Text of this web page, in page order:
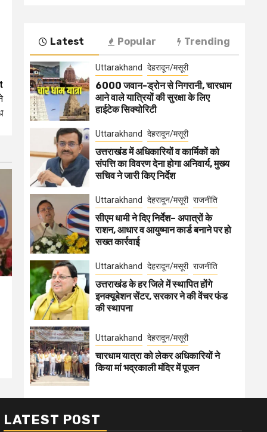
Latest Popular Trending
Uttarakhand देहरादून/मसूरी
6000 जवान-ड्रोन से निगरानी, चारधाम
आने वाले यात्रियों की सुरक्षा के लिए
हाईटेक सिक्योरिटी
Uttarakhand देहरादून/मसूरी
उत्तराखंड में अधिकारियों व कार्मिकों को
संपत्ति का विवरण देना होगा अनिवार्य, मुख्य
सचिव ने जारी किए निर्देश
Uttarakhand देहरादून/मसूरी राजनीति
सीएम धामी ने दिए निर्देश– अपात्रों के
राशन, आधार व आयुष्मान कार्ड बनाने पर हो
सख्त कार्रवाई
Uttarakhand देहरादून/मसूरी राजनीति
उत्तराखंड के हर जिले में स्थापित होंगे
इनक्यूबेशन सेंटर, सरकार ने की वेंचर फंड
की स्थापना
Uttarakhand देहरादून/मसूरी
चारधाम यात्रा को लेकर अधिकारियों ने
किया मां भद्रकाली मंदिर में पूजन
LATEST POST